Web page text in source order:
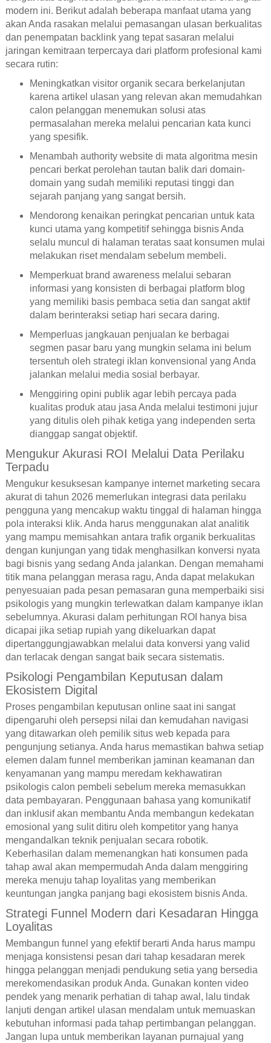
modern ini. Berikut adalah beberapa manfaat utama yang
akan Anda rasakan melalui pemasangan ulasan berkualitas
dan penempatan backlink yang tepat sasaran melalui
jaringan kemitraan terpercaya dari platform profesional kami
secara rutin:
Meningkatkan visitor organik secara berkelanjutan
karena artikel ulasan yang relevan akan memudahkan
calon pelanggan menemukan solusi atas
permasalahan mereka melalui pencarian kata kunci
yang spesifik.
Menambah authority website di mata algoritma mesin
pencari berkat perolehan tautan balik dari domain-
domain yang sudah memiliki reputasi tinggi dan
sejarah panjang yang sangat bersih.
Mendorong kenaikan peringkat pencarian untuk kata
kunci utama yang kompetitif sehingga bisnis Anda
selalu muncul di halaman teratas saat konsumen mulai
melakukan riset mendalam sebelum membeli.
Memperkuat brand awareness melalui sebaran
informasi yang konsisten di berbagai platform blog
yang memiliki basis pembaca setia dan sangat aktif
dalam berinteraksi setiap hari secara daring.
Memperluas jangkauan penjualan ke berbagai
segmen pasar baru yang mungkin selama ini belum
tersentuh oleh strategi iklan konvensional yang Anda
jalankan melalui media sosial berbayar.
Menggiring opini publik agar lebih percaya pada
kualitas produk atau jasa Anda melalui testimoni jujur
yang ditulis oleh pihak ketiga yang independen serta
dianggap sangat objektif.
Mengukur Akurasi ROI Melalui Data Perilaku
Terpadu
Mengukur kesuksesan kampanye internet marketing secara
akurat di tahun 2026 memerlukan integrasi data perilaku
pengguna yang mencakup waktu tinggal di halaman hingga
pola interaksi klik. Anda harus menggunakan alat analitik
yang mampu memisahkan antara trafik organik berkualitas
dengan kunjungan yang tidak menghasilkan konversi nyata
bagi bisnis yang sedang Anda jalankan. Dengan memahami
titik mana pelanggan merasa ragu, Anda dapat melakukan
penyesuaian pada pesan pemasaran guna memperbaiki sisi
psikologis yang mungkin terlewatkan dalam kampanye iklan
sebelumnya. Akurasi dalam perhitungan ROI hanya bisa
dicapai jika setiap rupiah yang dikeluarkan dapat
dipertanggungjawabkan melalui data konversi yang valid
dan terlacak dengan sangat baik secara sistematis.
Psikologi Pengambilan Keputusan dalam
Ekosistem Digital
Proses pengambilan keputusan online saat ini sangat
dipengaruhi oleh persepsi nilai dan kemudahan navigasi
yang ditawarkan oleh pemilik situs web kepada para
pengunjung setianya. Anda harus memastikan bahwa setiap
elemen dalam funnel memberikan jaminan keamanan dan
kenyamanan yang mampu meredam kekhawatiran
psikologis calon pembeli sebelum mereka memasukkan
data pembayaran. Penggunaan bahasa yang komunikatif
dan inklusif akan membantu Anda membangun kedekatan
emosional yang sulit ditiru oleh kompetitor yang hanya
mengandalkan teknik penjualan secara robotik.
Keberhasilan dalam memenangkan hati konsumen pada
tahap awal akan mempermudah Anda dalam menggiring
mereka menuju tahap loyalitas yang memberikan
keuntungan jangka panjang bagi ekosistem bisnis Anda.
Strategi Funnel Modern dari Kesadaran Hingga
Loyalitas
Membangun funnel yang efektif berarti Anda harus mampu
menjaga konsistensi pesan dari tahap kesadaran merek
hingga pelanggan menjadi pendukung setia yang bersedia
merekomendasikan produk Anda. Gunakan konten video
pendek yang menarik perhatian di tahap awal, lalu tindak
lanjuti dengan artikel ulasan mendalam untuk memuaskan
kebutuhan informasi pada tahap pertimbangan pelanggan.
Jangan lupa untuk memberikan layanan purnajual yang